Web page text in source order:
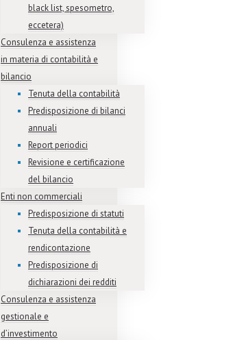
black list, spesometro,
eccetera)
Consulenza e assistenza
in materia di contabilità e
bilancio
Tenuta della contabilità
Predisposizione di bilanci
annuali
Report periodici
Revisione e certificazione
del bilancio
Enti non commerciali
Predisposizione di statuti
Tenuta della contabilità e
rendicontazione
Predisposizione di
dichiarazioni dei redditi
Consulenza e assistenza
gestionale e
d’investimento